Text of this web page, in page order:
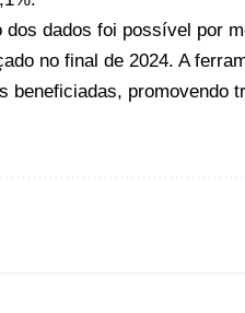
dos dados foi possível por
no final de 2024. A
beneficiadas, promovendo